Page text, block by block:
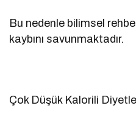
Bu nedenle bilimsel
kaybını savunmaktadır.
Çok Düşük Kalorili